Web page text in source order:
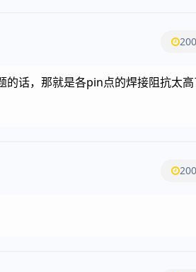
话，那就是各pin点的焊接阻抗太